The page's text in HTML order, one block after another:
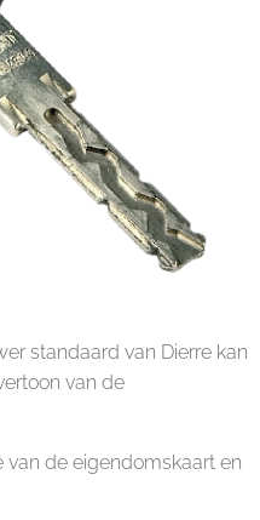
standaard van Dierre kan
van de
van de eigendomskaart en